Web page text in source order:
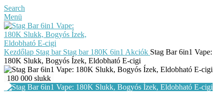
Search
Menü
Kezdőlap Stag bar Stag bar 180K 6in1 Akciók Stag Bar 6in1 Vape:
180K Slukk, Bogyós Ízek, Eldobható E-cigi
180 000 slukk